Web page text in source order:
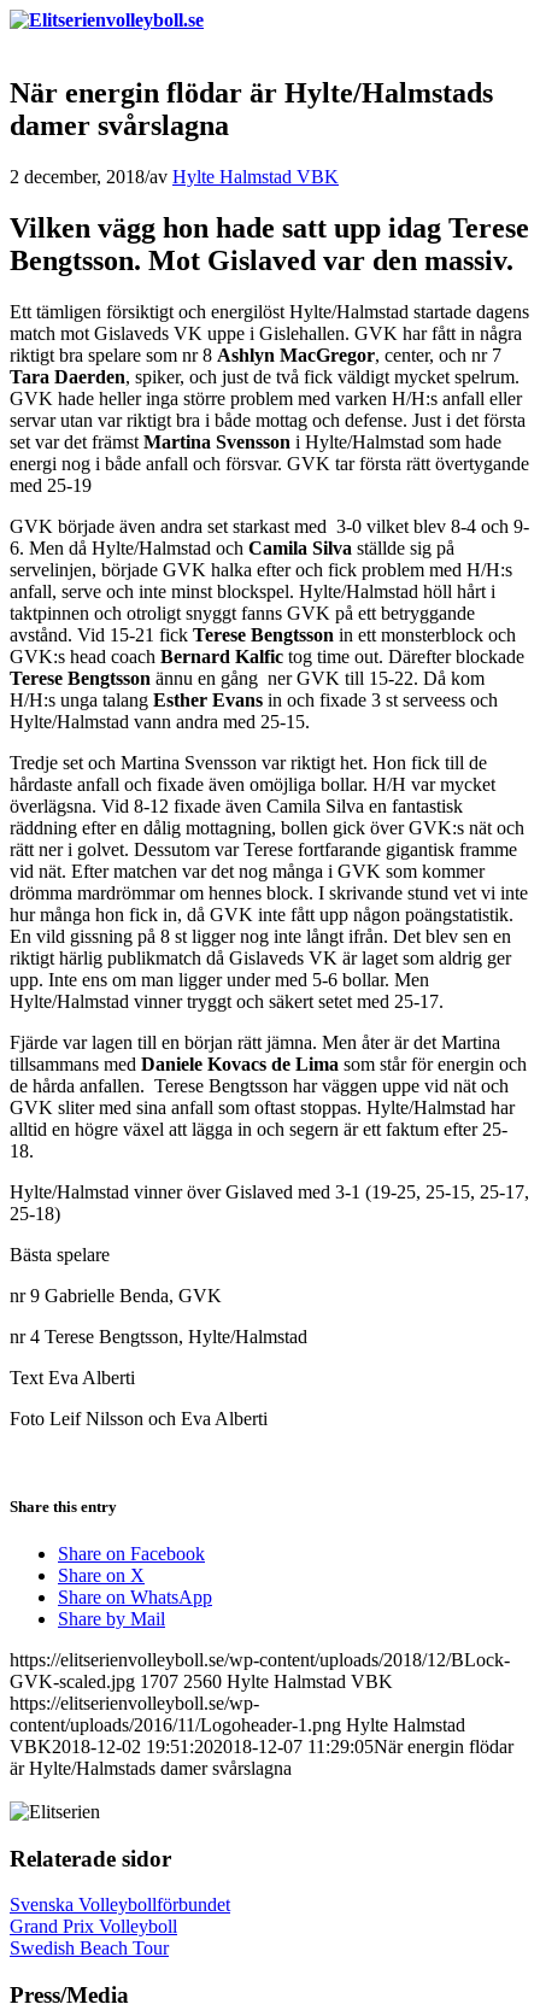
När energin flödar är Hylte/Halmstads
damer svårslagna
2 december, 2018/av Hylte Halmstad VBK
Vilken vägg hon hade satt upp idag Terese
Bengtsson. Mot Gislaved var den massiv.
Ett tämligen försiktigt och energilöst Hylte/Halmstad startade dagens
match mot Gislaveds VK uppe i Gislehallen. GVK har fått in några
riktigt bra spelare som nr 8 Ashlyn MacGregor, center, och nr 7
Tara Daerden, spiker, och just de två fick väldigt mycket spelrum.
GVK hade heller inga större problem med varken H/H:s anfall eller
servar utan var riktigt bra i både mottag och defense. Just i det första
set var det främst Martina Svensson i Hylte/Halmstad som hade
energi nog i både anfall och försvar. GVK tar första rätt övertygande
med 25-19
GVK började även andra set starkast med 3-0 vilket blev 8-4 och 9-
6. Men då Hylte/Halmstad och Camila Silva ställde sig på
servelinjen, började GVK halka efter och fick problem med H/H:s
anfall, serve och inte minst blockspel. Hylte/Halmstad höll hårt i
taktpinnen och otroligt snyggt fanns GVK på ett betryggande
avstånd. Vid 15-21 fick Terese Bengtsson in ett monsterblock och
GVK:s head coach Bernard Kalfic tog time out. Därefter blockade
Terese Bengtsson ännu en gång ner GVK till 15-22. Då kom
H/H:s unga talang Esther Evans in och fixade 3 st serveess och
Hylte/Halmstad vann andra med 25-15.
Tredje set och Martina Svensson var riktigt het. Hon fick till de
hårdaste anfall och fixade även omöjliga bollar. H/H var mycket
överlägsna. Vid 8-12 fixade även Camila Silva en fantastisk
räddning efter en dålig mottagning, bollen gick över GVK:s nät och
rätt ner i golvet. Dessutom var Terese fortfarande gigantisk framme
vid nät. Efter matchen var det nog många i GVK som kommer
drömma mardrömmar om hennes block. I skrivande stund vet vi inte
hur många hon fick in, då GVK inte fått upp någon poängstatistik.
En vild gissning på 8 st ligger nog inte långt ifrån. Det blev sen en
riktigt härlig publikmatch då Gislaveds VK är laget som aldrig ger
upp. Inte ens om man ligger under med 5-6 bollar. Men
Hylte/Halmstad vinner tryggt och säkert setet med 25-17.
Fjärde var lagen till en början rätt jämna. Men åter är det Martina
tillsammans med Daniele Kovacs de Lima som står för energin och
de hårda anfallen. Terese Bengtsson har väggen uppe vid nät och
GVK sliter med sina anfall som oftast stoppas. Hylte/Halmstad har
alltid en högre växel att lägga in och segern är ett faktum efter 25-
18.
Hylte/Halmstad vinner över Gislaved med 3-1 (19-25, 25-15, 25-17,
25-18)
Bästa spelare
nr 9 Gabrielle Benda, GVK
nr 4 Terese Bengtsson, Hylte/Halmstad
Text Eva Alberti
Foto Leif Nilsson och Eva Alberti
Share this entry
Share on Facebook
Share on X
Share on WhatsApp
Share by Mail
https://elitserienvolleyboll.se/wp-content/uploads/2018/12/BLock-
GVK-scaled.jpg 1707 2560 Hylte Halmstad VBK
https://elitserienvolleyboll.se/wp-
content/uploads/2016/11/Logoheader-1.png Hylte Halmstad
VBK2018-12-02 19:51:202018-12-07 11:29:05När energin flödar
är Hylte/Halmstads damer svårslagna
Relaterade sidor
Svenska Volleybollförbundet
Grand Prix Volleyboll
Swedish Beach Tour
Press/Media